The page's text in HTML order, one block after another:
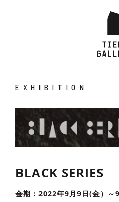
EXHIBITION
BLACK SERIES
会期：2022年9月9日(金）～